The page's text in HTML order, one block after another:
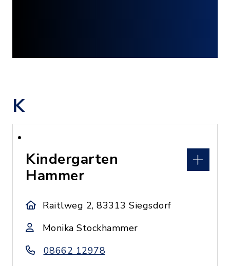
K
Kindergarten
Hammer
Raitlweg 2, 83313 Siegsdorf
Monika Stockhammer
08662 12978